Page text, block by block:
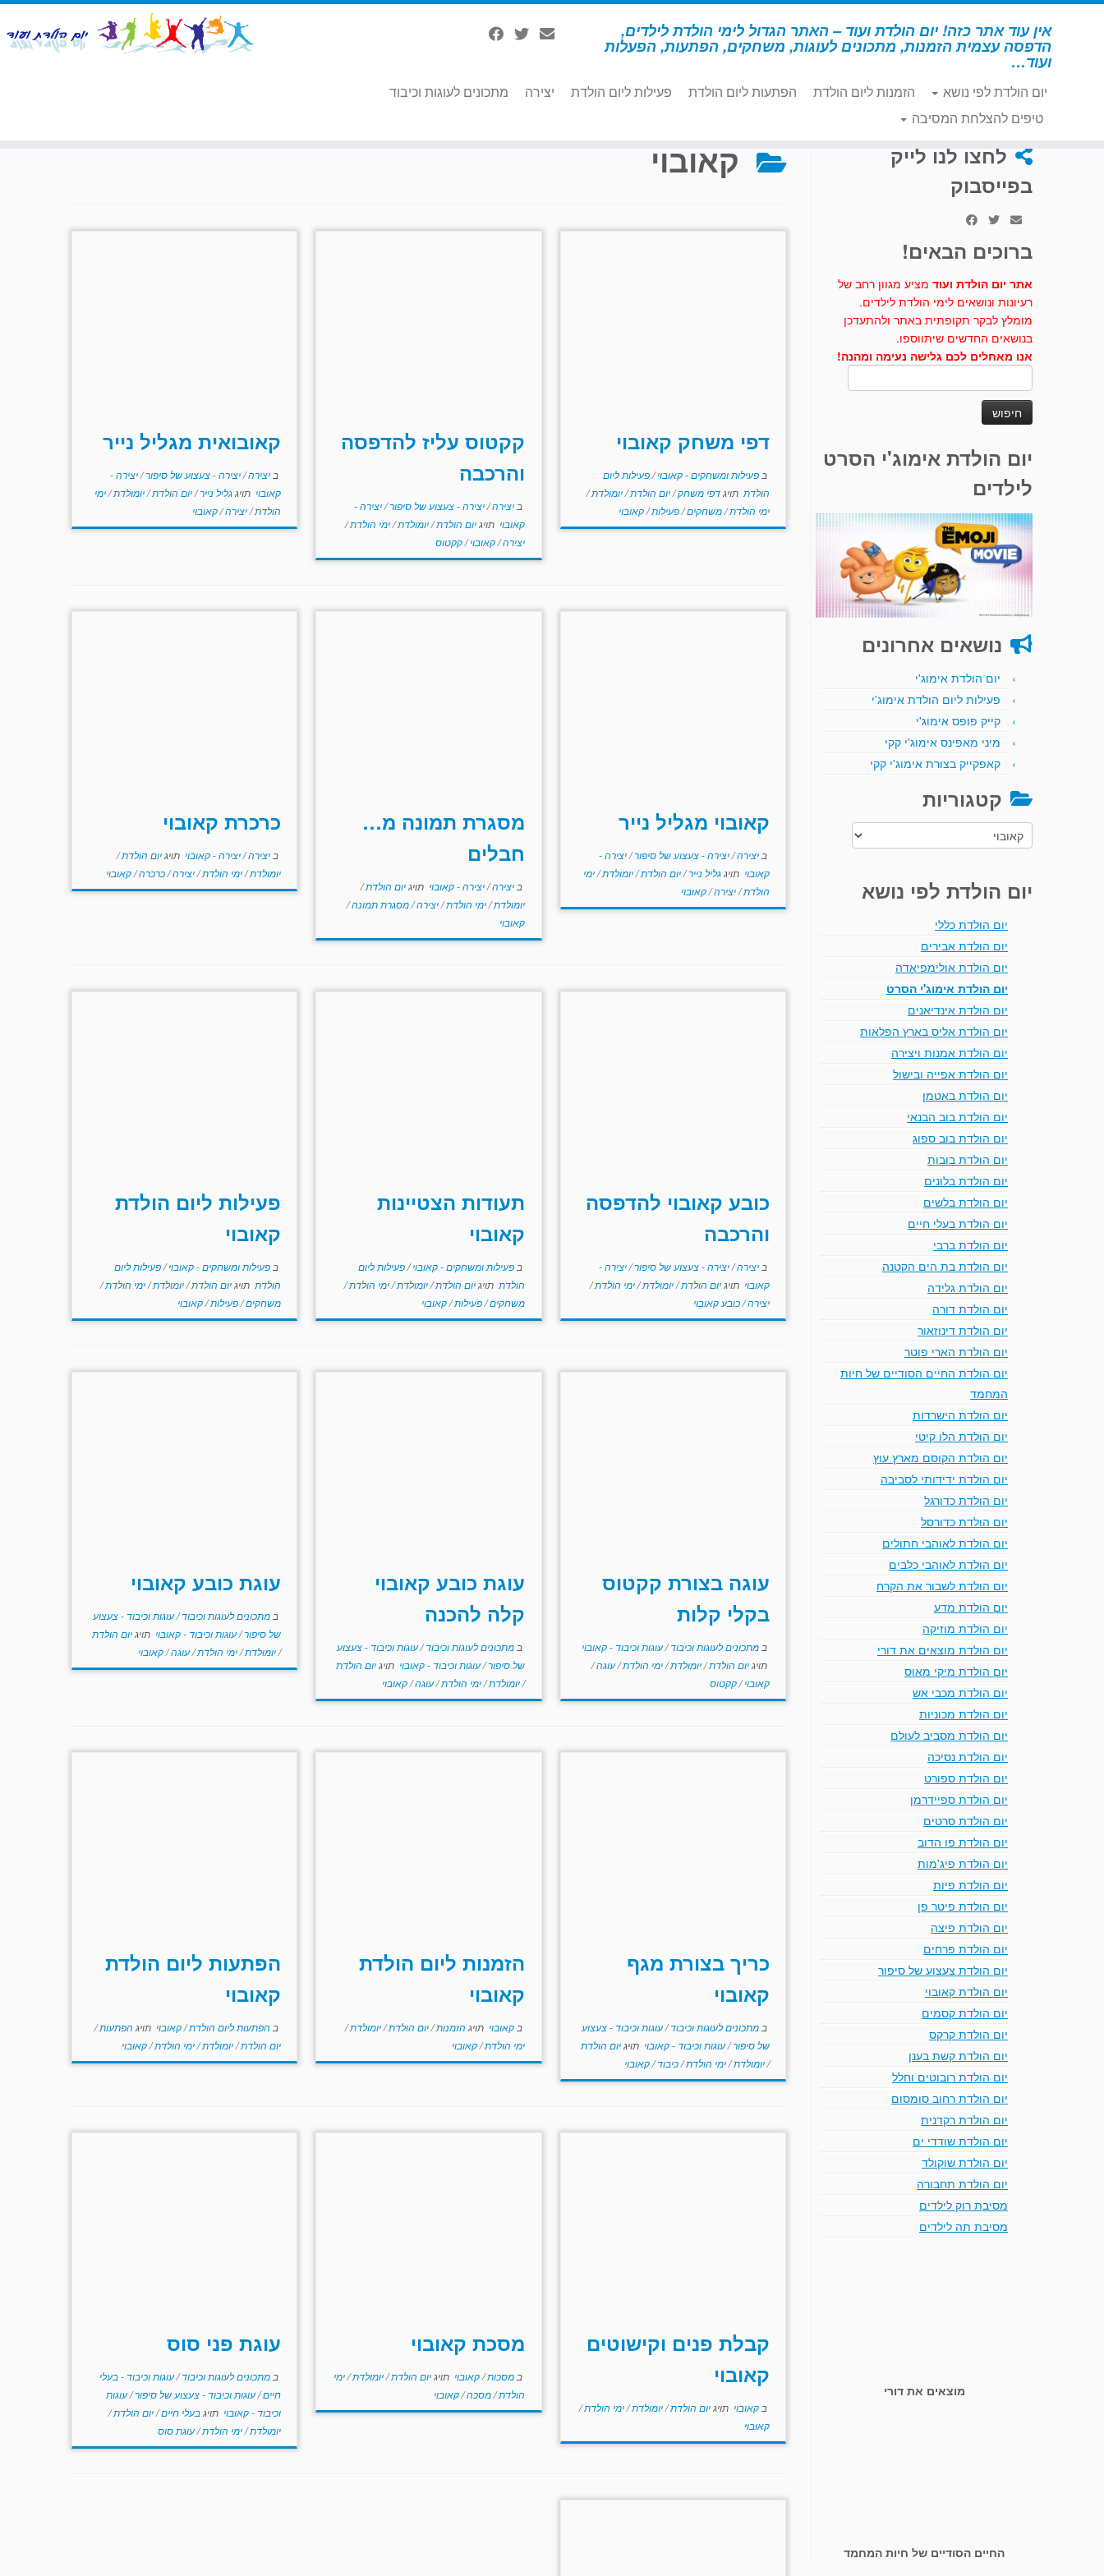
דלג
אין עוד אתר כזה! יום הולדת ועוד – האתר הגדול לימי הולדת לילדים,
הדפסה עצמית הזמנות, מתכונים לעוגות, משחקים, הפתעות, הפעלות
ועוד…
יום הולדת לפי נושא הזמנות ליום הולדת הפתעות ליום הולדת פעילות ליום הולדת יצירה
מתכונים לעוגות וכיבוד
טיפים להצלחת המסיבה
דף הבית » קאובוי
לחצו לנו לייק
בפייסבוק
ברוכים הבאים!
אתר יום הולדת ועוד מציע מגוון רחב של
רעיונות ונושאים לימי הולדת לילדים.
מומלץ לבקר תקופתית באתר ולהתעדכן
בנושאים החדשים שיתווספו.
אנו מאחלים לכם גלישה נעימה ומהנה!
יום הולדת אימוג'י הסרט
לילדים
נושאים אחרונים
יום הולדת אימוג'י
פעילות ליום הולדת אימוג'י
קייק פופס אימוג'י
מיני מאפינס אימוג'י קקי
קאפקייק בצורת אימוג'י קקי
קטגוריות
קטגוריות
יום הולדת לפי נושא
יום הולדת כללי
יום הולדת אבירים
יום הולדת אולימפיאדה
יום הולדת אימוג'י הסרט
יום הולדת אינדיאנים
יום הולדת אליס בארץ הפלאות
יום הולדת אמנות ויצירה
יום הולדת אפייה ובישול
יום הולדת באטמן
יום הולדת בוב הבנאי
יום הולדת בוב ספוג
יום הולדת בובות
יום הולדת בלונים
יום הולדת בלשים
יום הולדת בעלי חיים
יום הולדת ברבי
יום הולדת בת הים הקטנה
יום הולדת גלידה
יום הולדת דורה
יום הולדת דינוזאור
יום הולדת הארי פוטר
יום הולדת החיים הסודיים של חיות
המחמד
יום הולדת הישרדות
יום הולדת הלו קיטי
יום הולדת הקוסם מארץ עוץ
יום הולדת ידידותי לסביבה
יום הולדת כדורגל
יום הולדת כדורסל
יום הולדת לאוהבי חתולים
יום הולדת לאוהבי כלבים
יום הולדת לשבור את הקרח
יום הולדת מדע
יום הולדת מוזיקה
יום הולדת מוצאים את דורי
יום הולדת מיקי מאוס
יום הולדת מכבי אש
יום הולדת מכוניות
יום הולדת מסביב לעולם
יום הולדת נסיכה
יום הולדת ספורט
יום הולדת ספיידרמן
יום הולדת סרטים
יום הולדת פו הדוב
יום הולדת פיג'מות
יום הולדת פיות
יום הולדת פיטר פן
יום הולדת פיצה
יום הולדת פרחים
יום הולדת צעצוע של סיפור
יום הולדת קאובוי
יום הולדת קסמים
יום הולדת קרקס
יום הולדת קשת בענן
יום הולדת רובוטים וחלל
יום הולדת רחוב סומסום
יום הולדת רקדנית
יום הולדת שודדי ים
יום הולדת שוקולד
יום הולדת תחבורה
מסיבת רוק לילדים
מסיבת תה לילדים
מוצאים את דורי
החיים הסודיים של חיות המחמד
קאובוי
דפי משחק קאובוי
בפעילות ומשחקים - קאובוי/פעילות ליום
הולדת תויגדפי משחק/יום הולדת/יומולדת/
ימי הולדת/משחקים/פעילות/קאובוי
קקטוס עליז להדפסה
והרכבה
ב יצירה/יצירה - צעצוע של סיפור/יצירה -
קאובוי תויגיום הולדת/יומולדת/ימי הולדת/
יצירה/קאובוי/קקטוס
קאובואית מגליל נייר
ב יצירה/יצירה - צעצוע של סיפור/יצירה -
קאובוי תויגגליל נייר/יום הולדת/יומולדת/ימי
הולדת/יצירה/קאובוי
קאובוי מגליל נייר
ביצירה/יצירה - צעצוע של סיפור/יצירה -
קאובוי תויגגליל נייר/יום הולדת/יומולדת/ימי
הולדת/יצירה/קאובוי
מסגרת תמונה מ…
חבלים
ב יצירה/יצירה - קאובוי תויגיום הולדת/
יומולדת/ימי הולדת/יצירה/מסגרת תמונה/
קאובוי
כרכרת קאובוי
ב יצירה/יצירה - קאובוי תויגיום הולדת/
יומולדת/ימי הולדת/יצירה/כרכרה/קאובוי
כובע קאובוי להדפסה
והרכבה
ביצירה/יצירה - צעצוע של סיפור/יצירה -
קאובוי תויגיום הולדת/יומולדת/ימי הולדת/
יצירה/כובע קאובוי
תעודות הצטיינות
קאובוי
ב פעילות ומשחקים - קאובוי/פעילות ליום
הולדת תויגיום הולדת/יומולדת/ימי הולדת/
משחקים/פעילות/קאובוי
פעילות ליום הולדת
קאובוי
ב פעילות ומשחקים - קאובוי/פעילות ליום
הולדת תויגיום הולדת/יומולדת/ימי הולדת/
משחקים/פעילות/קאובוי
עוגה בצורת קקטוס
בקלי קלות
במתכונים לעוגות וכיבוד/עוגות וכיבוד - קאובוי
תויגיום הולדת/יומולדת/ימי הולדת/עוגה/
קאובוי/קקטוס
עוגת כובע קאובוי
קלה להכנה
ב מתכונים לעוגות וכיבוד/עוגות וכיבוד - צעצוע
של סיפור/עוגות וכיבוד - קאובוי תויגיום הולדת
/יומולדת/ימי הולדת/עוגה/קאובוי
עוגת כובע קאובוי
ב מתכונים לעוגות וכיבוד/עוגות וכיבוד - צעצוע
של סיפור/עוגות וכיבוד - קאובוי תויגיום הולדת
/יומולדת/ימי הולדת/עוגה/קאובוי
כריך בצורת מגף
קאובוי
במתכונים לעוגות וכיבוד/עוגות וכיבוד - צעצוע
של סיפור/עוגות וכיבוד - קאובוי תויגיום הולדת
/יומולדת/ימי הולדת/כיבוד/קאובוי
הזמנות ליום הולדת
קאובוי
ב קאובוי תויג הזמנות/יום הולדת/יומולדת/
ימי הולדת/קאובוי
הפתעות ליום הולדת
קאובוי
ב הפתעות ליום הולדת/קאובוי תויג הפתעות/
יום הולדת/יומולדת/ימי הולדת/קאובוי
קבלת פנים וקישוטים
קאובוי
בקאובוי תויגיום הולדת/יומולדת/ימי הולדת/
קאובוי
מסכת קאובוי
ב מסכות/קאובוי תויגיום הולדת/יומולדת/ימי
הולדת/מסכה/קאובוי
עוגת פני סוס
ב מתכונים לעוגות וכיבוד/עוגות וכיבוד - בעלי
חיים/עוגות וכיבוד - צעצוע של סיפור/עוגות
וכיבוד - קאובוי תויגבעלי חיים/יום הולדת/
יומולדת/ימי הולדת/עוגת סוס